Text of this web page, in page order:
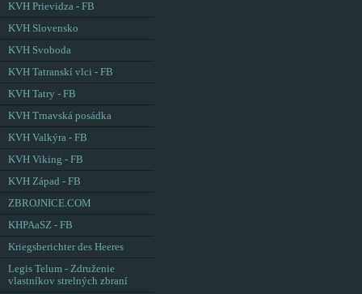
KVH Prievidza - FB
KVH Slovensko
KVH Svoboda
KVH Tatranskí vlci - FB
KVH Tatry - FB
KVH Trnavská posádka
KVH Valkýra - FB
KVH Viking - FB
KVH Západ - FB
ZBROJNICE.COM
KHPAaSZ - FB
Kriegsberichter des Heeres
Legis Telum - Združenie
vlastníkov strelných zbraní